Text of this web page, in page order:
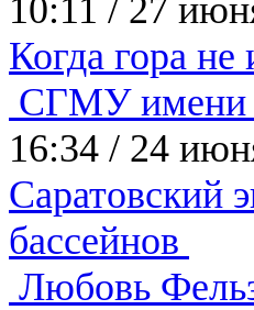
10:11 / 27
Когда гора
СГМУ имени
16:34 / 24
Саратовский
бассейнов
Любовь